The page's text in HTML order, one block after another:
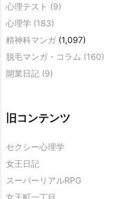
心理テスト (9)
心理学 (183)
精神科マンガ (1,097)
脱毛マンガ・コラム (160)
開業日記 (9)
旧コンテンツ
セクシー心理学
女王日記
スーパーリアルRPG
女王町一丁目